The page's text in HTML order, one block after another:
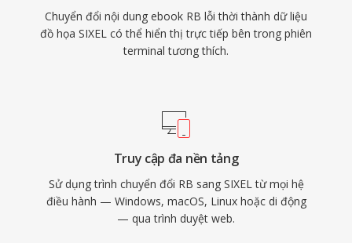
Chuyển đổi nội dung ebook RB lỗi thời thành dữ liệu
đồ họa SIXEL có thể hiển thị trực tiếp bên trong phiên
terminal tương thích.
Truy cập đa nền tảng
Sử dụng trình chuyển đổi RB sang SIXEL từ mọi hệ
điều hành — Windows, macOS, Linux hoặc di động
— qua trình duyệt web.